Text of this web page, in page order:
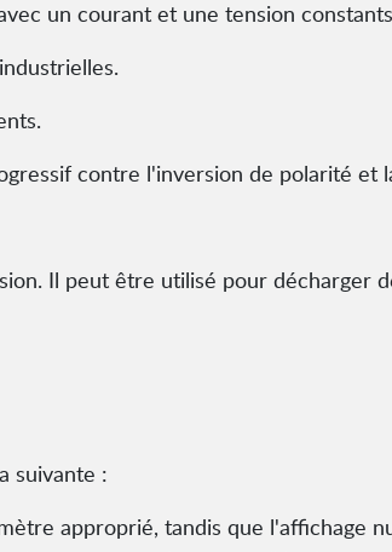
un courant et une tension
contre l'inversion de polarité et
Il peut être utilisé pour décharger
suivante :
approprié, tandis que l'affichage